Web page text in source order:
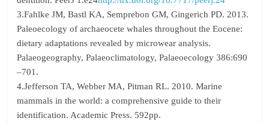
3.Fahlke JM, Bastl KA, Semprebon GM, Gingerich PD. 2013.
Paleoecology of archaeocete whales throughout the Eocene:
dietary adaptations revealed by microwear analysis.
Palaeogeography, Palaeoclimatology, Palaeoecology 386:690
–701.
4.Jefferson TA, Webber MA, Pitman RL. 2010. Marine
mammals in the world: a comprehensive guide to their
identification. Academic Press. 592pp.